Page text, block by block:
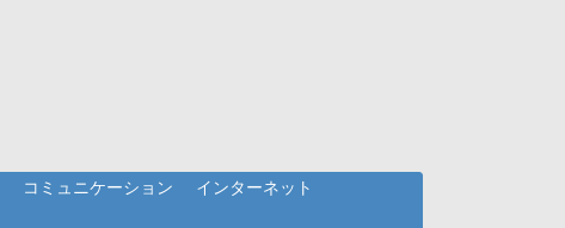
コミュニケーション
インターネット